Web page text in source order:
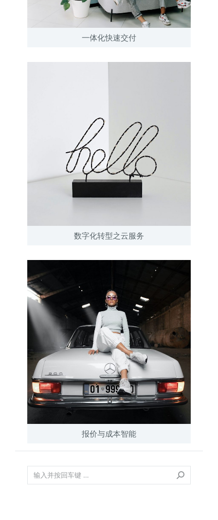
一体化快速交付
数字化转型之云服务
报价与成本智能